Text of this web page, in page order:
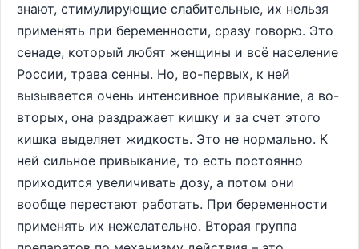
знают, стимулирующие слабительные, их нельзя
применять при беременности, сразу говорю. Это
сенаде, который любят женщины и всё население
России, трава сенны. Но, во-первых, к ней
вызывается очень интенсивное привыкание, а во-
вторых, она раздражает кишку и за счет этого
кишка выделяет жидкость. Это не нормально. К
ней сильное привыкание, то есть постоянно
приходится увеличивать дозу, а потом они
вообще перестают работать. При беременности
применять их нежелательно. Вторая группа